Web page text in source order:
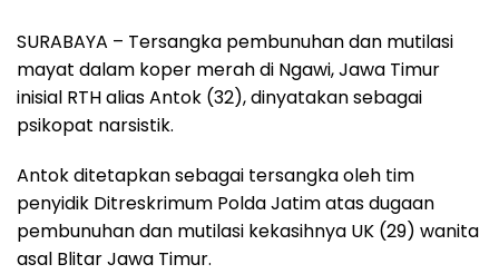
SURABAYA – Tersangka pembunuhan dan mutilasi
mayat dalam koper merah di Ngawi, Jawa Timur
inisial RTH alias Antok (32), dinyatakan sebagai
psikopat narsistik.
Antok ditetapkan sebagai tersangka oleh tim
penyidik Ditreskrimum Polda Jatim atas dugaan
pembunuhan dan mutilasi kekasihnya UK (29) wanita
asal Blitar Jawa Timur.